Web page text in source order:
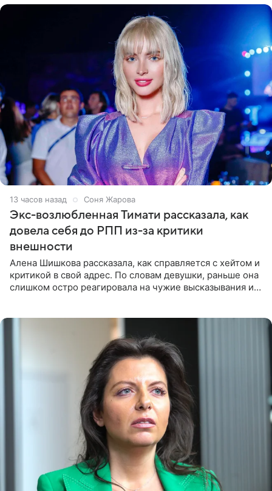
13 часов назад Соня Жарова
Экс-возлюбленная Тимати рассказала, как
довела себя до РПП из-за критики
внешности
Алена Шишкова рассказала, как справляется с хейтом и
критикой в свой адрес. По словам девушки, раньше она
слишком остро реагировала на чужие высказывания и